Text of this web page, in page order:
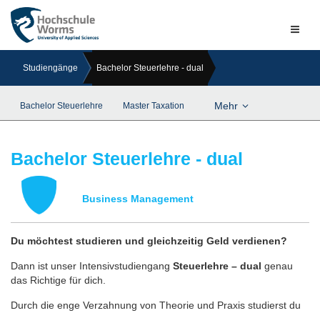
Studiengänge Bachelor Steuerlehre - dual
Bachelor Steuerlehre Master Taxation Mehr
Bachelor Steuerlehre - dual
Business Management
Du möchtest studieren und gleichzeitig Geld verdienen?
Dann ist unser Intensivstudiengang Steuerlehre – dual genau
das Richtige für dich.
Durch die enge Verzahnung von Theorie und Praxis studierst du